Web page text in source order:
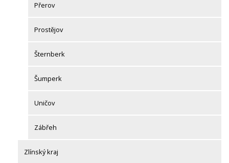
Přerov
Prostějov
Šternberk
Šumperk
Uničov
Zábřeh
Zlínský kraj